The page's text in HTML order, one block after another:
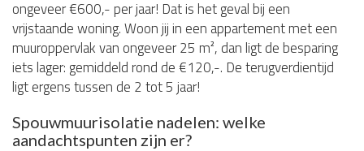
ongeveer €600,- per jaar! Dat is het geval bij een
vrijstaande woning. Woon jij in een appartement met een
muuroppervlak van ongeveer 25 m², dan ligt de besparing
iets lager: gemiddeld rond de €120,-. De terugverdientijd
ligt ergens tussen de 2 tot 5 jaar!
Spouwmuurisolatie nadelen: welke
aandachtspunten zijn er?